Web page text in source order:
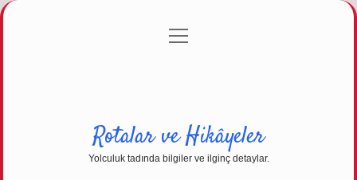
Gizlilik Politikası
menüyü
Rotalar ve Hikâyeler
Yolculuk tadında bilgiler ve ilginç detaylar.